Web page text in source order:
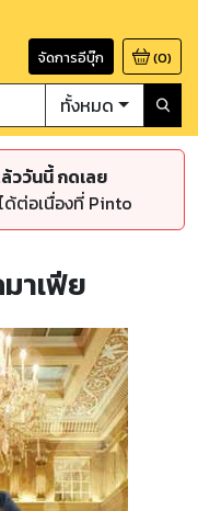
จัดการอีบุ๊ก (0)
ทั้งหมด
ววันนี้ กดเลย
ต่อเนื่องที่ Pinto
าเฟีย